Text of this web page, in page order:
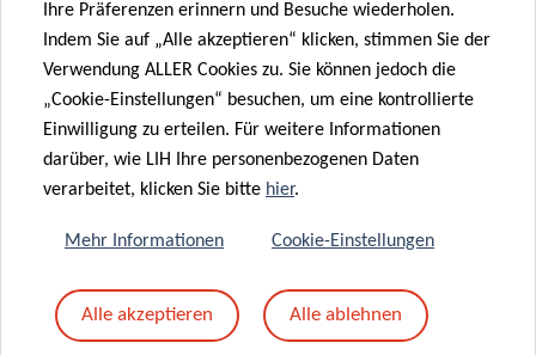
Promotion
Workshops zur beruflichen Orientierung
3. WEITERE
UNTERSTÜTZUNG
Prof. Rejko Krüger, und zwei Mitkoordinatoren, Prof.
Simone Niclou und Prof. Markus Ollert, geleitet.
Ihre Präferenzen erinnern und Besuche wiederholen.
Indem Sie auf „Alle akzeptieren“ klicken, stimmen Sie der
Verwendung ALLER Cookies zu. Sie können jedoch die
„Cookie-Einstellungen“ besuchen, um eine kontrollierte
Einwilligung zu erteilen. Für weitere Informationen
darüber, wie LIH Ihre personenbezogenen Daten
verarbeitet, klicken Sie bitte hier.
Mehr Informationen Cookie-Einstellungen
Alle akzeptieren Alle ablehnen